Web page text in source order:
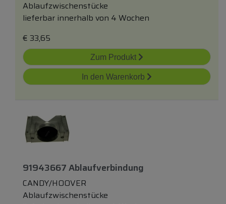
Ablaufzwischenstücke
lieferbar innerhalb von 4 Wochen
€ 33,65
Zum Produkt
In den Warenkorb
91943667 Ablaufverbindung
CANDY/HOOVER
Ablaufzwischenstücke